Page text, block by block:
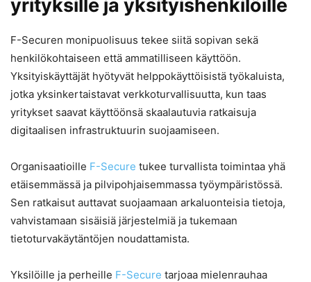
yrityksille ja yksityishenkilöille
F-Securen monipuolisuus tekee siitä sopivan sekä
henkilökohtaiseen että ammatilliseen käyttöön.
Yksityiskäyttäjät hyötyvät helppokäyttöisistä työkaluista,
jotka yksinkertaistavat verkkoturvallisuutta, kun taas
yritykset saavat käyttöönsä skaalautuvia ratkaisuja
digitaalisen infrastruktuurin suojaamiseen.
Organisaatioille F-Secure tukee turvallista toimintaa yhä
etäisemmässä ja pilvipohjaisemmassa työympäristössä.
Sen ratkaisut auttavat suojaamaan arkaluonteisia tietoja,
vahvistamaan sisäisiä järjestelmiä ja tukemaan
tietoturvakäytäntöjen noudattamista.
Yksilöille ja perheille F-Secure tarjoaa mielenrauhaa